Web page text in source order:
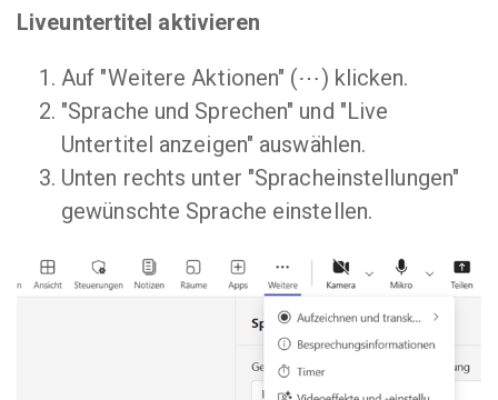
Liveuntertitel aktivieren
Auf "Weitere Aktionen" (⋯) klicken.
"Sprache und Sprechen" und "Live
Untertitel anzeigen" auswählen.
Unten rechts unter "Spracheinstellungen"
gewünschte Sprache einstellen.